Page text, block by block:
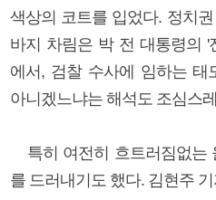
색상의 코트를 입었다. 정치
바지 차림은 박 전 대통령의 '
에서, 검찰 수사에 임하는 태
아니겠느냐는 해석도 조심스
특히 여전히 흐트러짐없는
를 드러내기도 했다. 김현주